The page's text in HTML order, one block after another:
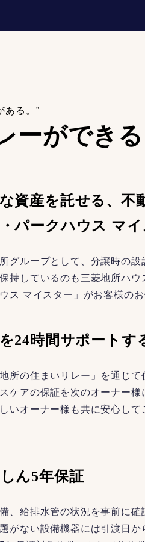
ある。”
ーができ
資産を託せる、不
・パークハウス マイ
グループとして、分譲時の
持しているのも三菱地所ハ
ス マイスター」がお客様の
24時間サポートす
地所の住まいリレー」を通じ
ケアの保証を次のオーナー
いオーナー様も共に安心して
ん5年保証
、給排水管の状況を事前に
がない設備機器には引渡日